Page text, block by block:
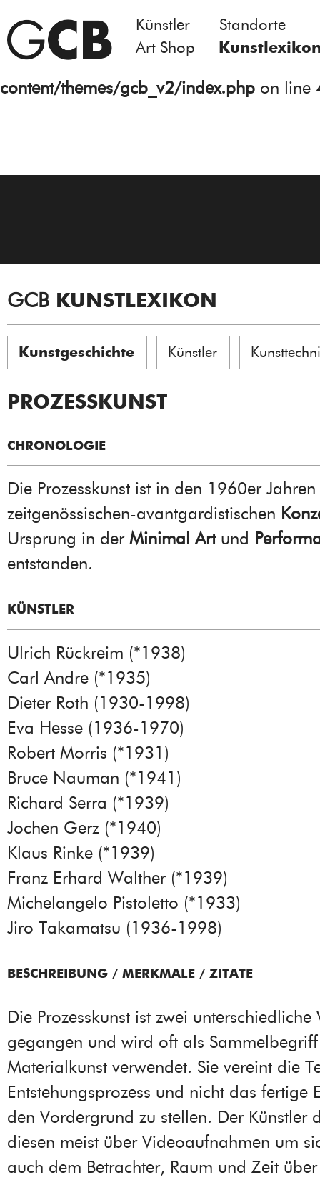
Notice: Undefined variable: atts in
/homepages/21/d13550920/htdocs/
content/themes/gcb_v2/index.php on line
Künstler
Standorte
Art Shop
GCB KUNSTLEXIKON
Kunstgeschichte Künstler
PROZESSKUNST
CHRONOLOGIE
Die Prozesskunst ist in den 1960er
zeitgenössischen-avantgardistischen
Ursprung in der Minimal Artund
entstanden.
KÜNSTLER
Ulrich Rückreim (*1938)
Carl Andre (*1935)
Dieter Roth (1930-1998)
Eva Hesse (1936-1970)
Robert Morris (*1931)
Bruce Nauman (*1941)
Richard Serra (*1939)
Jochen Gerz (*1940)
Klaus Rinke (*1939)
Franz Erhard Walther (*1939)
Michelangelo Pistoletto (*1933)
Jiro Takamatsu (1936-1998)
BESCHREIBUNG / MERKMALE / ZITATE
Die Prozesskunst ist zwei unterschiedliche
gegangen und wird oft als
Materialkunst verwendet. Sie vereint die
Entstehungsprozess und nicht das fertige
den Vordergrund zu stellen. Der Künstler
diesen meist über Videoaufnahmen um
auch dem Betrachter, Raum und Zeit